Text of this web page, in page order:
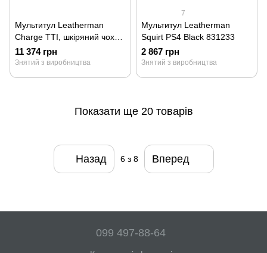
Мультитул Leatherman
Charge TTI, шкіряний чохол
830735
11 374 грн
Знятий з виробництва
7
Мультитул Leatherman
Squirt PS4 Black 831233
2 867 грн
Знятий з виробництва
Показати ще 20 товарів
Назад 6з 8 Вперед
099 497-88-64